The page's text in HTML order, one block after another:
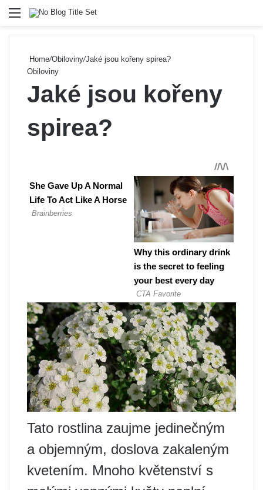
Menu
Home/Obiloviny/Jaké jsou kořeny spirea?
Obiloviny
Jaké jsou kořeny
spirea?
Tato rostlina zaujme jedinečným
a objemným, doslova zakaleným
kvetením. Mnoho květenství s